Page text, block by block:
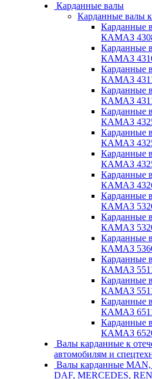
Карданные валы
Карданные
Карданные
КАМАЗ
Карданные
КАМАЗ
Карданные
КАМАЗ
Карданные
КАМАЗ
Карданные
КАМАЗ
Карданные
КАМАЗ
Карданные
КАМАЗ
Карданные
КАМАЗ
Карданные
КАМАЗ
Карданные
КАМАЗ
Карданные
КАМАЗ
Карданные
КАМАЗ
Карданные
КАМАЗ
Карданные
КАМАЗ
Карданные
КАМАЗ
Валы карданные к
автомобилям и
Валы карданные
DAF, MERCEDES,